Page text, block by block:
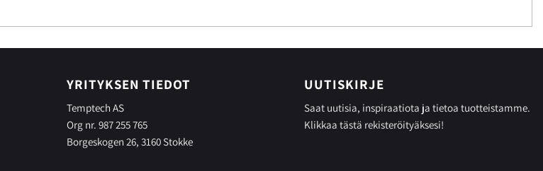
YRITYKSEN TIEDOT
Temptech AS
Org nr. 987 255 765
Borgeskogen 26, 3160 Stokke
UUTISKIRJE
Saat uutisia, inspiraatiota ja tietoa tuotteistamme.
Klikkaa tästä rekisteröityäksesi!